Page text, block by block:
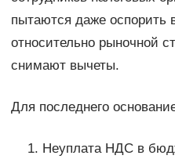
пытаются даже оспорить
относительно рыночной
снимают вычеты.
Для последнего
Неуплата НДС в